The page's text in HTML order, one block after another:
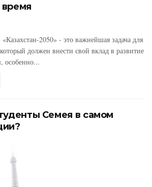
2050» - это важнейшая задача для
должен внести свой вклад в развитие
особенно...
Семея в самом